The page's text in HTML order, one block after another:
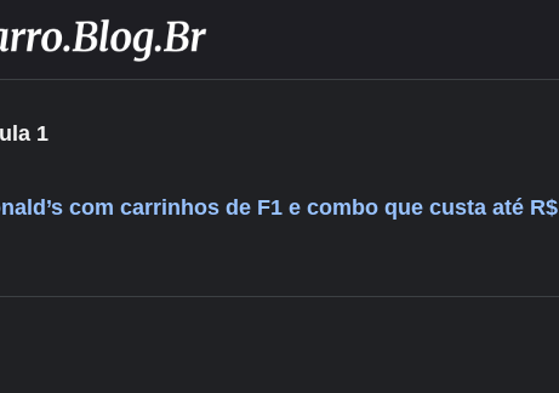
1
com carrinhos de F1 e combo que custa até R$